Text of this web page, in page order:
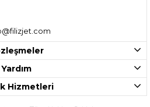
Yardım
Hizmetleri